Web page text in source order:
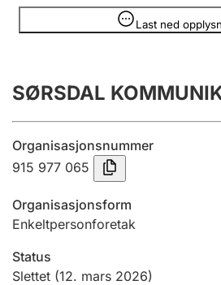
Registrere, endre, slette
Innsending og forsinkelsesgebyr
Tinglysing
Jeger
Last ned
Opplysninger er skjult
SØRSDAL
Organisasjonsnummer
915 977 065
Organisasjonsform
Enkeltpersonforetak
Status
Slettet (12. mars 2026)